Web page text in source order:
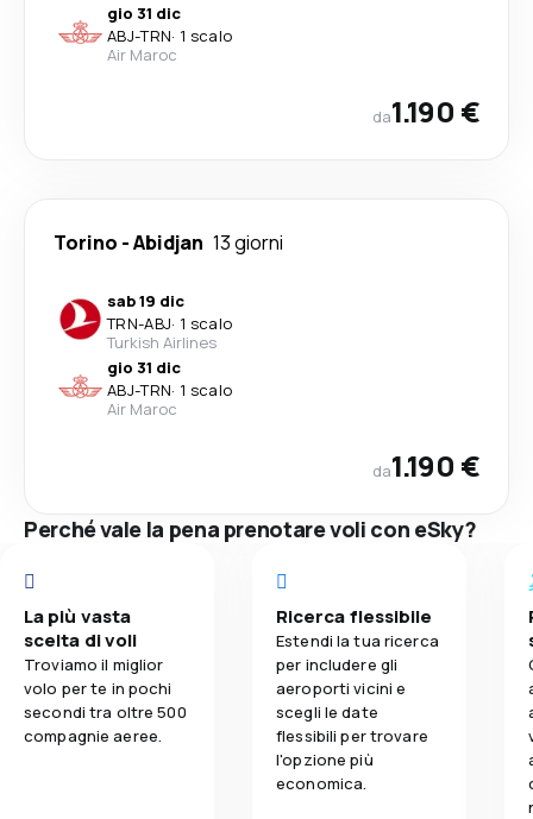
gio 31 dic
ABJ-TRN· 1 scalo
Air Maroc
da1.190 €
Torino -Abidjan 13 giorni
sab 19 dic
TRN-ABJ· 1 scalo
Turkish Airlines
gio 31 dic
ABJ-TRN· 1 scalo
Air Maroc
da1.190 €
Perché vale la pena prenotare voli con eSky?
La più vasta
scelta di voli
Troviamo il miglior
volo per te in pochi
secondi tra oltre 500
compagnie aeree.
Ricerca flessibile
Estendi la tua ricerca
per includere gli
aeroporti vicini e
scegli le date
flessibili per trovare
l'opzione più
economica.